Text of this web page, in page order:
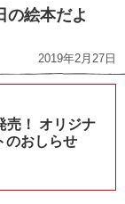
の絵本だよ
2019年2月27日
売！ オリジナ
のおしらせ